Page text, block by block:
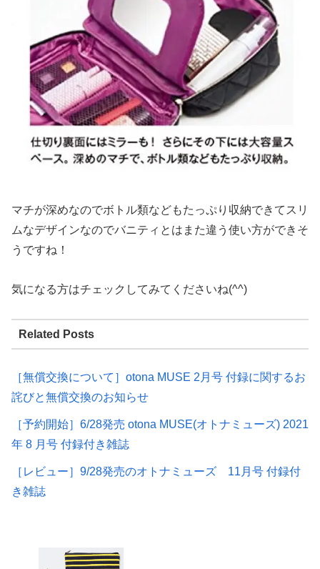
マチが深めなのでボトル類などもたっぷり収納できてスリ
ムなデザインなのでバニティとはまた違う使い方ができそ
うですね！
気になる方はチェックしてみてくださいね(^^)
Related Posts
［無償交換について］otona MUSE 2月号 付録に関するお
詫びと無償交換のお知らせ
［予約開始］6/28発売 otona MUSE(オトナミューズ) 2021
年 8 月号 付録付き雑誌
［レビュー］9/28発売のオトナミューズ 11月号 付録付
き雑誌